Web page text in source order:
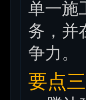
单一施
务，并
争力。
要点